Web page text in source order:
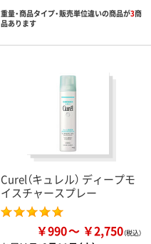
重量・商品タイプ・販売単位違いの商品が3商
品あります
Curel（キュレル） ディープモ
イスチャースプレー
￥990 ￥2,750